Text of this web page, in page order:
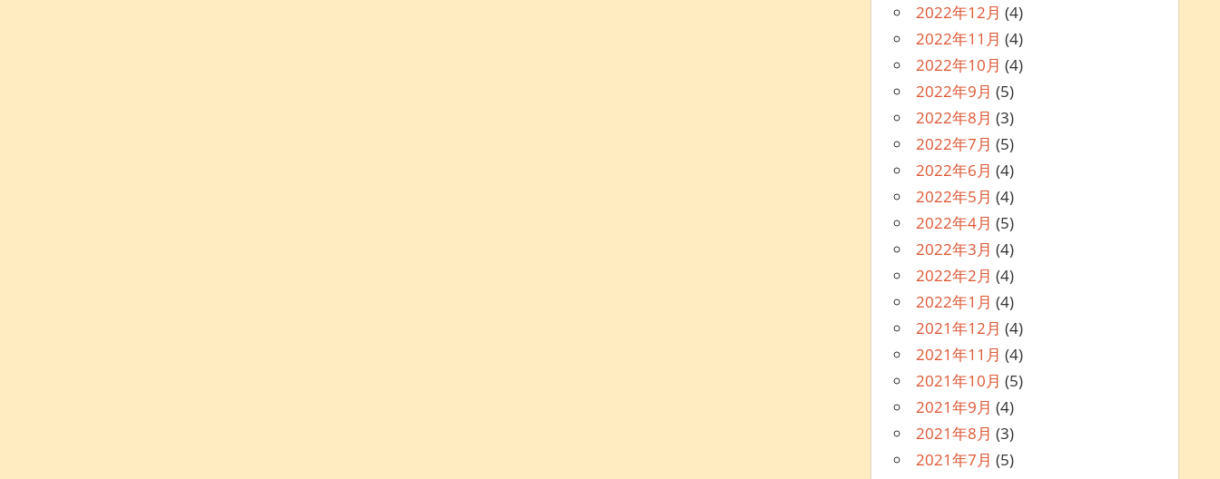
2022年12月 (4)
2022年11月 (4)
2022年10月 (4)
2022年9月 (5)
2022年8月 (3)
2022年7月 (5)
2022年6月 (4)
2022年5月 (4)
2022年4月 (5)
2022年3月 (4)
2022年2月 (4)
2022年1月 (4)
2021年12月 (4)
2021年11月 (4)
2021年10月 (5)
2021年9月 (4)
2021年8月 (3)
2021年7月 (5)